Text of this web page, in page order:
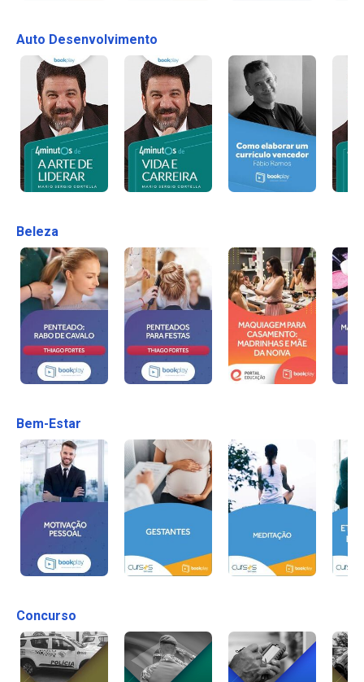
Auto Desenvolvimento
Beleza
Bem-Estar
Concurso